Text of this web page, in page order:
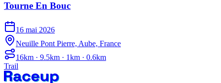
Tourne En Bouc
16 mai 2026
Neuille Pont Pierre, Aube, France
16km · 9.5km · 1km · 0.6km
Trail